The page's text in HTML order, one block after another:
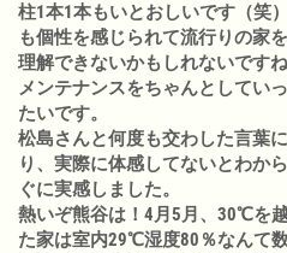
柱1本1本もいとおしいです（笑
も個性を感じられて流行りの家
理解できないかもしれないですね
メンテナンスをちゃんとしてい
たいです。
松島さんと何度も交わした言葉
り、実際に体感してないとわか
ぐに実感しました。
熱いぞ熊谷は！4月5月、30℃を
た家は室内29℃湿度80％なんて